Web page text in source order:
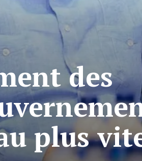
des
plus